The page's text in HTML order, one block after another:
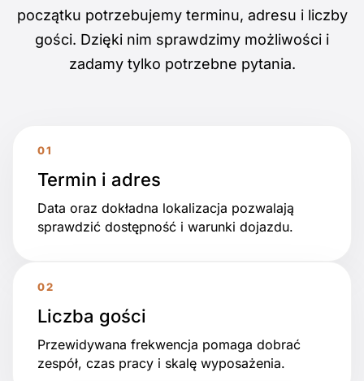
początku potrzebujemy terminu, adresu i liczby
gości. Dzięki nim sprawdzimy możliwości i
zadamy tylko potrzebne pytania.
Termin i adres
Data oraz dokładna lokalizacja pozwalają
sprawdzić dostępność i warunki dojazdu.
Liczba gości
Przewidywana frekwencja pomaga dobrać
zespół, czas pracy i skalę wyposażenia.